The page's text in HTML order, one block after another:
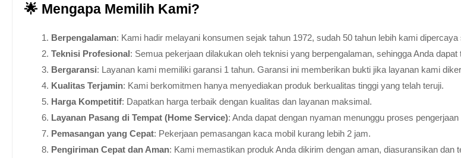
🌟 Mengapa Memilih Kami?
Berpengalaman: Kami hadir melayani konsumen sejak tahun 1972, sudah 50 tahun lebih kami
Teknisi Profesional: Semua pekerjaan dilakukan oleh teknisi yang berpengalaman, sehingga Anda
Bergaransi: Layanan kami memiliki garansi 1 tahun. Garansi ini memberikan bukti jika layanan kami
Kualitas Terjamin: Kami berkomitmen hanya menyediakan produk berkualitas tinggi yang telah teruji.
Harga Kompetitif: Dapatkan harga terbaik dengan kualitas dan layanan maksimal.
Layanan Pasang di Tempat (Home Service): Anda dapat dengan nyaman menunggu proses pengerjaan
Pemasangan yang Cepat: Pekerjaan pemasangan kaca mobil kurang lebih 2 jam.
Pengiriman Cepat dan Aman: Kami memastikan produk Anda dikirim dengan aman, diasuransikan dan